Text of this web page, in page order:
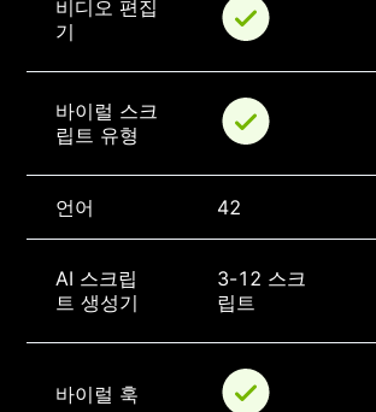
비디오 편집
기
바이럴 스크
립트 유형
언어 42
AI 스크립
트 생성기
3-12 스크
립트
바이럴 훅